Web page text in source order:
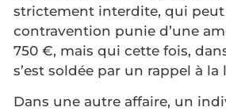
strictement interdite, qui
contravention punie d’une
750 €, mais qui cette fois,
s’est soldée par un rappel à la
Dans une autre affaire, un